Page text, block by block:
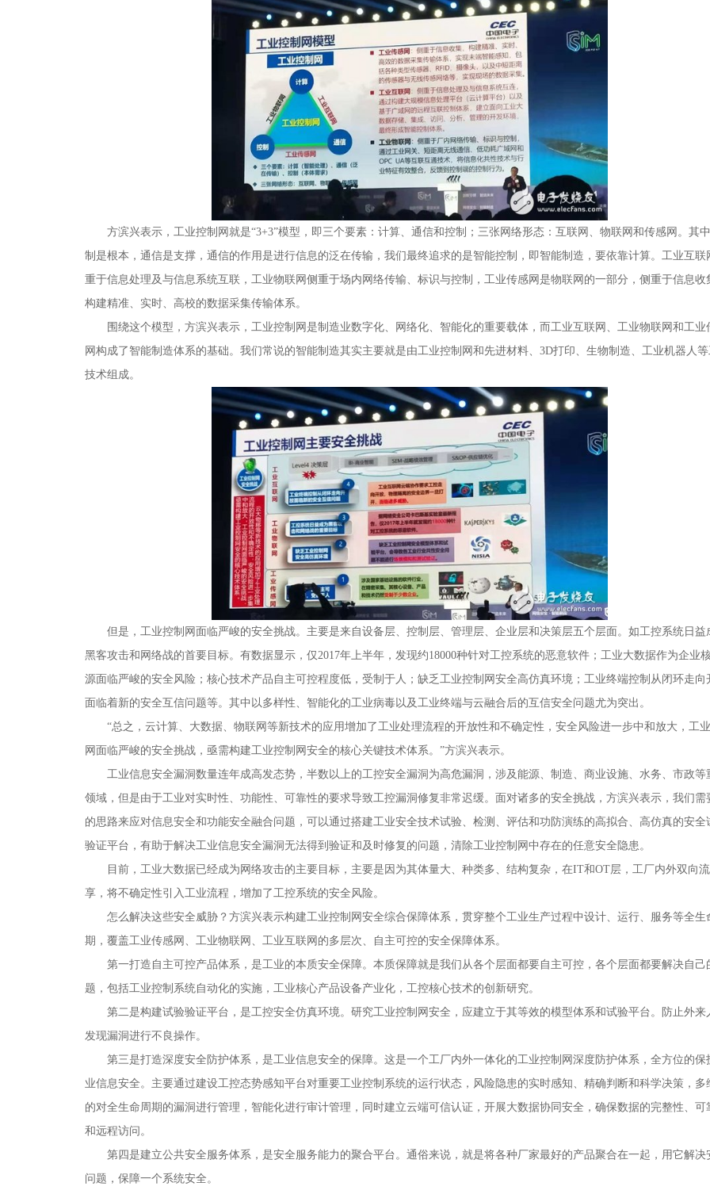
方滨兴表示，工业控制网就是“3+3”模型，即三个要素：计算、通信和控制；三张网络形态：互联网、物联网和传感网。其
制是根本，通信是支撑，通信的作用是进行信息的泛在传输，我们最终追求的是智能控制，即智能制造，要依靠计算。工业互联
重于信息处理及与信息系统互联，工业物联网侧重于场内网络传输、标识与控制，工业传感网是物联网的一部分，侧重于信息收
构建精准、实时、高校的数据采集传输体系。
围绕这个模型，方滨兴表示，工业控制网是制造业数字化、网络化、智能化的重要载体，而工业互联网、工业物联网和工业
网构成了智能制造体系的基础。我们常说的智能制造其实主要就是由工业控制网和先进材料、3D打印、生物制造、工业机器人
技术组成。
但是，工业控制网面临严峻的安全挑战。主要是来自设备层、控制层、管理层、企业层和决策层五个层面。如工控系统日益
黑客攻击和网络战的首要目标。有数据显示，仅2017年上半年，发现约18000种针对工控系统的恶意软件；工业大数据作为企业
源面临严峻的安全风险；核心技术产品自主可控程度低，受制于人；缺乏工业控制网安全高仿真环境；工业终端控制从闭环走向
面临着新的安全互信问题等。其中以多样性、智能化的工业病毒以及工业终端与云融合后的互信安全问题尤为突出。
“总之，云计算、大数据、物联网等新技术的应用增加了工业处理流程的开放性和不确定性，安全风险进一步中和放大，工
网面临严峻的安全挑战，亟需构建工业控制网安全的核心关键技术体系。”方滨兴表示。
工业信息安全漏洞数量连年成高发态势，半数以上的工控安全漏洞为高危漏洞，涉及能源、制造、商业设施、水务、市政等
领域，但是由于工业对实时性、功能性、可靠性的要求导致工控漏洞修复非常迟缓。面对诸多的安全挑战，方滨兴表示，我们需
的思路来应对信息安全和功能安全融合问题，可以通过搭建工业安全技术试验、检测、评估和功防演练的高拟合、高仿真的安全
验证平台，有助于解决工业信息安全漏洞无法得到验证和及时修复的问题，清除工业控制网中存在的任意安全隐患。
目前，工业大数据已经成为网络攻击的主要目标，主要是因为其体量大、种类多、结构复杂，在IT和OT层，工厂内外双向
享，将不确定性引入工业流程，增加了工控系统的安全风险。
怎么解决这些安全威胁？方滨兴表示构建工业控制网安全综合保障体系，贯穿整个工业生产过程中设计、运行、服务等全生
期，覆盖工业传感网、工业物联网、工业互联网的多层次、自主可控的安全保障体系。
第一打造自主可控产品体系，是工业的本质安全保障。本质保障就是我们从各个层面都要自主可控，各个层面都要解决自己
题，包括工业控制系统自动化的实施，工业核心产品设备产业化，工控核心技术的创新研究。
第二是构建试验验证平台，是工控安全仿真环境。研究工业控制网安全，应建立于其等效的模型体系和试验平台。防止外来
发现漏洞进行不良操作。
第三是打造深度安全防护体系，是工业信息安全的保障。这是一个工厂内外一体化的工业控制网深度防护体系，全方位的保
业信息安全。主要通过建设工控态势感知平台对重要工业控制系统的运行状态，风险隐患的实时感知、精确判断和科学决策，多
的对全生命周期的漏洞进行管理，智能化进行审计管理，同时建立云端可信认证，开展大数据协同安全，确保数据的完整性、可
和远程访问。
第四是建立公共安全服务体系，是安全服务能力的聚合平台。通俗来说，就是将各种厂家最好的产品聚合在一起，用它解决
问题，保障一个系统安全。